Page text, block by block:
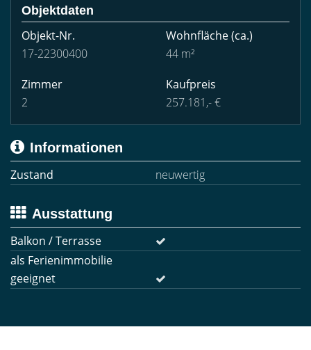
Objektdaten
Objekt-Nr.
17-22300400
Wohnfläche(ca.)
44 m²
Zimmer
2
Kaufpreis
257.181,- €
Informationen
Zustand
neuwertig
Ausstattung
Balkon / Terrasse
als Ferienimmobilie
geeignet